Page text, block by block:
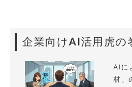
企業向けAI活用虎の
AIに
材」